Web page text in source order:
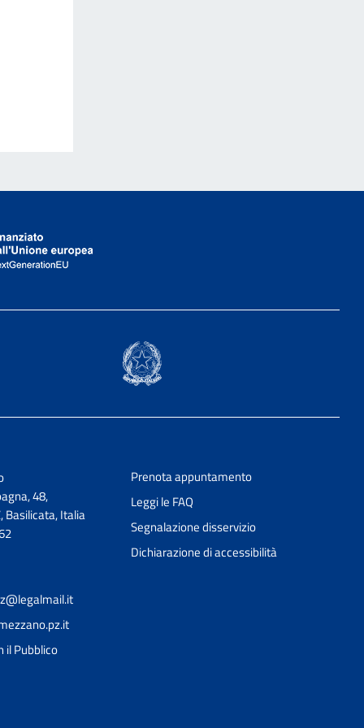
48,
Basilicata, Italia
il Pubblico
Prenota appuntamento
Leggi le FAQ
Segnalazione disservizio
Dichiarazione di accessibilità